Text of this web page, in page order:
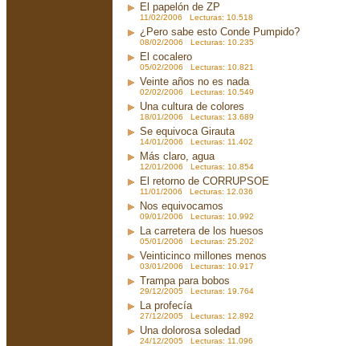
El papelón de ZP
11/02/2006 Lecturas: 10.518
¿Pero sabe esto Conde Pumpido?
08/02/2006 Lecturas: 10.235
El cocalero
05/02/2006 Lecturas: 10.821
Veinte años no es nada
02/02/2006 Lecturas: 10.549
Una cultura de colores
18/01/2006 Lecturas: 13.689
Se equivoca Girauta
14/01/2006 Lecturas: 11.402
Más claro, agua
12/01/2006 Lecturas: 10.854
El retorno de CORRUPSOE
11/01/2006 Lecturas: 12.036
Nos equivocamos
09/01/2006 Lecturas: 10.992
La carretera de los huesos
05/01/2006 Lecturas: 25.202
Veinticinco millones menos
03/01/2006 Lecturas: 10.917
Trampa para bobos
29/12/2005 Lecturas: 19.764
La profecía
27/12/2005 Lecturas: 12.892
Una dolorosa soledad
24/12/2005 Lecturas: 11.096